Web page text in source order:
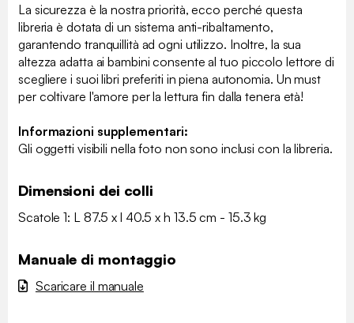
La sicurezza è la nostra priorità, ecco perché questa
libreria è dotata di un sistema anti-ribaltamento,
garantendo tranquillità ad ogni utilizzo. Inoltre, la sua
altezza adatta ai bambini consente al tuo piccolo lettore di
scegliere i suoi libri preferiti in piena autonomia. Un must
per coltivare l'amore per la lettura fin dalla tenera età!
Informazioni supplementari:
Gli oggetti visibili nella foto non sono inclusi con la libreria.
Dimensioni dei colli
Scatole 1: L 87.5 x l 40.5 x h 13.5 cm - 15.3 kg
Manuale di montaggio
Scaricare il manuale